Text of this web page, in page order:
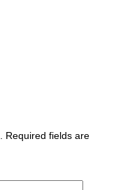
Required fields are